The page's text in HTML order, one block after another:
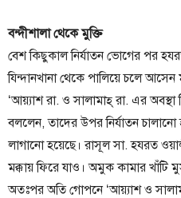
বন্দীশালা থেকে মুক্তি
বেশ কিছুকাল নির্যাতন ভোগের পর
যিন্দানখানা থেকে পালিয়ে চলে
‘আয়্যাশ রা. ও সালামাহ্ রা. এর
বললেন, তাদের উপর নির্যাতন
লাগানো হয়েছে। রাসূল সা. হযরত
মক্কায় ফিরে যাও। অমুক কামার খাঁটি
অতঃপর অতি গোপনে ‘আয়্যাশ ও